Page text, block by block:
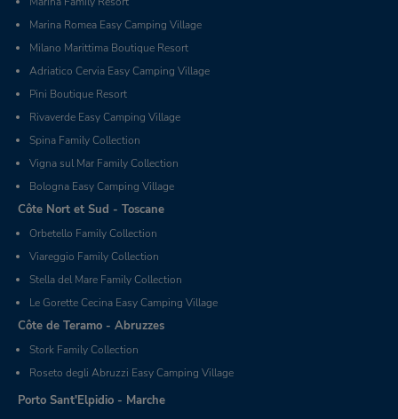
Marina Romea Easy Camping Village
Milano Marittima Boutique Resort
Adriatico Cervia Easy Camping Village
Pini Boutique Resort
Rivaverde Easy Camping Village
Spina Family Collection
Vigna sul Mar Family Collection
Bologna Easy Camping Village
Côte Nort et Sud - Toscane
Orbetello Family Collection
Viareggio Family Collection
Stella del Mare Family Collection
Le Gorette Cecina Easy Camping Village
Côte de Teramo - Abruzzes
Stork Family Collection
Roseto degli Abruzzi Easy Camping Village
Porto Sant'Elpidio - Marche